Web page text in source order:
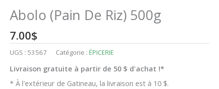
Abolo (Pain De Riz) 500g
7.00$
UGS : 53567 Catégorie : ÉPICERIE
Livraison gratuite à partir de 50 $ d'achat !*
* À l'extérieur de Gatineau, la livraison est à 10 $.